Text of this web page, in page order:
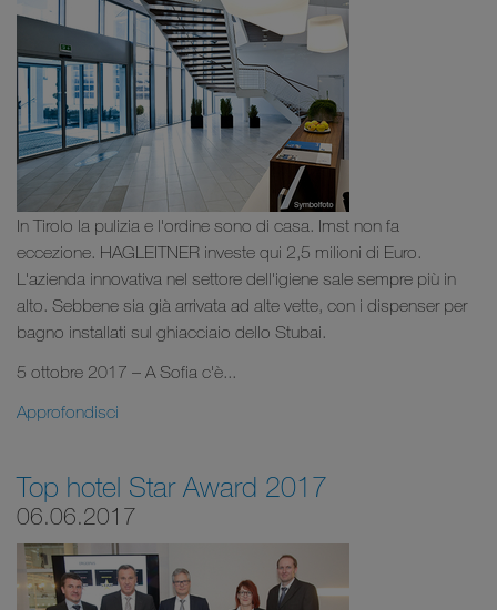
In Tirolo la pulizia e l'ordine sono di casa. Imst non fa
eccezione. HAGLEITNER investe qui 2,5 milioni di Euro.
L'azienda innovativa nel settore dell'igiene sale sempre più in
alto. Sebbene sia già arrivata ad alte vette, con i dispenser per
bagno installati sul ghiacciaio dello Stubai.
5 ottobre 2017 – A Sofia c'è...
Approfondisci
Top hotel Star Award 2017
06.06.2017